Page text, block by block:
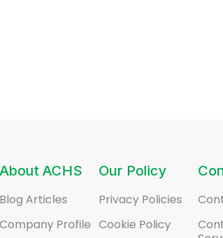
About ACHS
Blog Articles
Company Profile
Our Policy
Privacy Policies
Cookie Policy